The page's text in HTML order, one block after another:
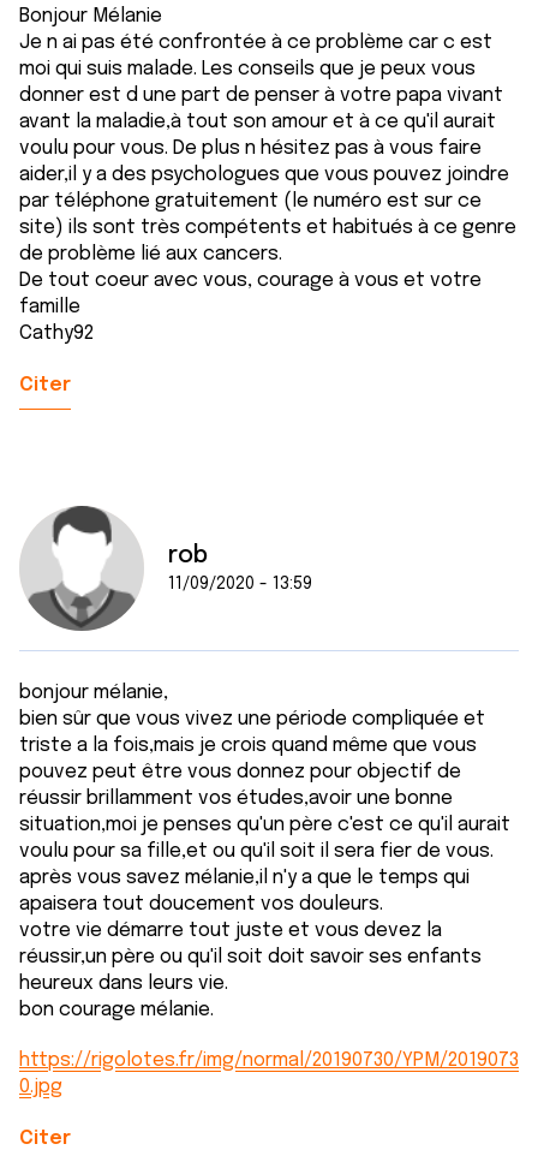
Bonjour Mélanie
Je n ai pas été confrontée à ce problème car c est
moi qui suis malade. Les conseils que je peux vous
donner est d une part de penser à votre papa vivant
avant la maladie,à tout son amour et à ce qu'il aurait
voulu pour vous. De plus n hésitez pas à vous faire
aider,il y a des psychologues que vous pouvez joindre
par téléphone gratuitement (le numéro est sur ce
site) ils sont très compétents et habitués à ce genre
de problème lié aux cancers.
De tout coeur avec vous, courage à vous et votre
famille
Cathy92
Citer
rob
11/09/2020 - 13:59
bonjour mélanie,
bien sûr que vous vivez une période compliquée et
triste a la fois,mais je crois quand même que vous
pouvez peut être vous donnez pour objectif de
réussir brillamment vos études,avoir une bonne
situation,moi je penses qu'un père c'est ce qu'il aurait
voulu pour sa fille,et ou qu'il soit il sera fier de vous.
après vous savez mélanie,il n'y a que le temps qui
apaisera tout doucement vos douleurs.
votre vie démarre tout juste et vous devez la
réussir,un père ou qu'il soit doit savoir ses enfants
heureux dans leurs vie.
bon courage mélanie.
https://rigolotes.fr/img/normal/20190730/YPM/2019073
0.jpg
Citer